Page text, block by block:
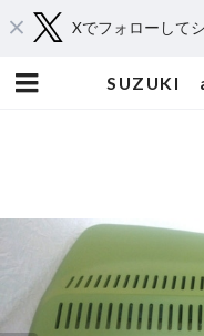
Xでフォローして